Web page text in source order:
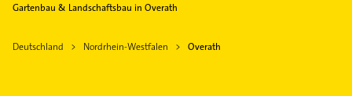
Gartenbau & Landschaftsbau in Overath
Deutschland Nordrhein-Westfalen Overath